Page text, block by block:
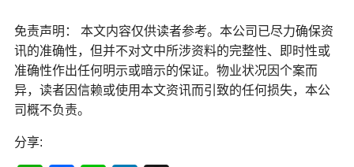
免责声明： 本文内容仅供读者参考。本公司已尽力确保资
讯的准确性，但并不对文中所涉资料的完整性、即时性或
准确性作出任何明示或暗示的保证。物业状况因个案而
异，读者因信赖或使用本文资讯而引致的任何损失，本公
司概不负责。
分享: